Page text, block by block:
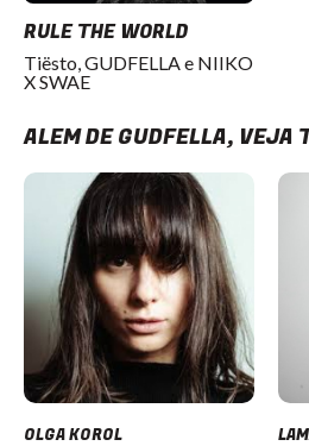
RULE THE WORLD
Tiësto, GUDFELLA e NIIKO
X SWAE
ALÉM DE GUDFELLA, VEJA
OLGA KOROL